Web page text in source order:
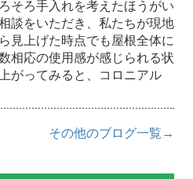
そろ手入れを考えたほうがい
談をいただき、私たちが現地
見上げた時点でも屋根全体に
相応の使用感が感じられる状
がってみると、コロニアル
その他のブログ一覧→